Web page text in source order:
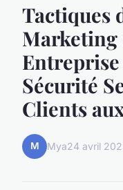
Tactiques
Marketing
Sécurité
Clients
M Mya24 avril